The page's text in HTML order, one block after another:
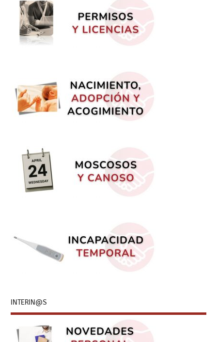
INTERIN@S